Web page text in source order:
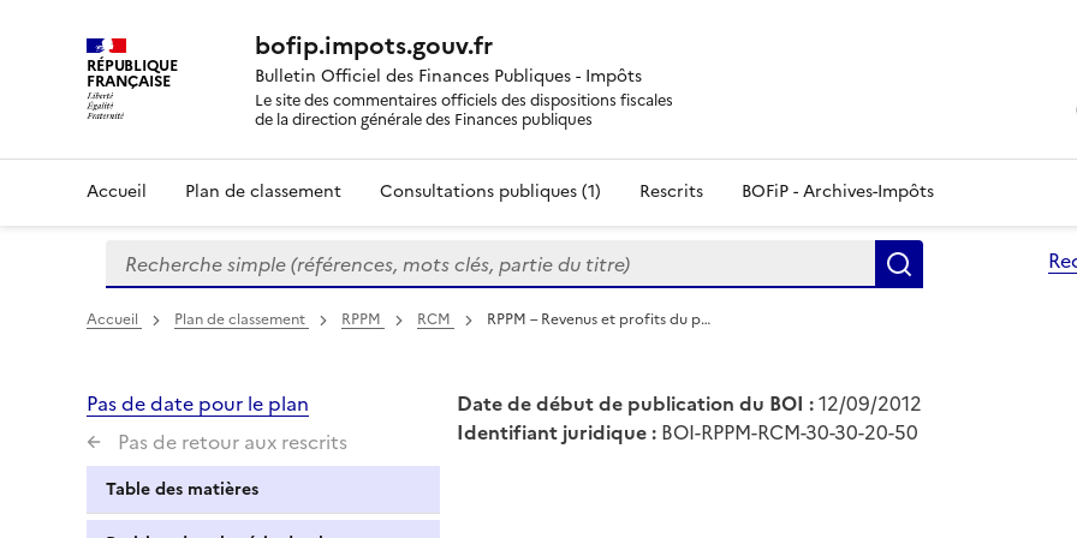
RÉPUBLIQUE
FRANÇAISE
bofip.impots.gouv.fr
Bulletin Officiel des Finances Publiques - Impôts
Le site des commentaires officiels des dispositions fiscales
de la direction générale des Finances publiques
Accueil Plan de classement Consultations publiques (1) Rescrits BOFiP - Archives-Impôts
Formulaire
de
recherche
Recherche simple (références, mots clés, partie du titre)
Accueil Plan de classement RPPM RCM RPPM – Revenus et profits du p…
Pas de date pour le plan
Pas de retour aux rescrits
Table des matières
Date de début de publication du BOI :12/09/2012
Identifiant juridique : BOI-RPPM-RCM-30-30-20-50